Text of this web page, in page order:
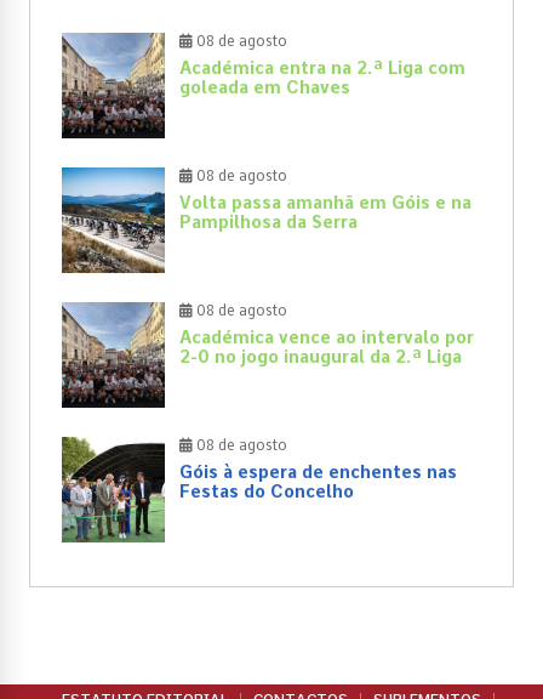
08 de agosto
Académica entra na 2.ª Liga com
goleada em Chaves
08 de agosto
Volta passa amanhã em Góis e na
Pampilhosa da Serra
08 de agosto
Académica vence ao intervalo por
2-0 no jogo inaugural da 2.ª Liga
08 de agosto
Góis à espera de enchentes nas
Festas do Concelho